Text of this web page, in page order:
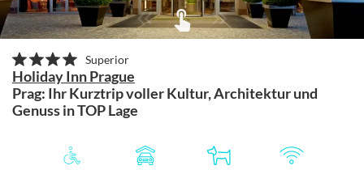
Superior
Holiday Inn Prague
Prag: Ihr Kurztrip voller Kultur, Architektur und
Genuss in TOP Lage